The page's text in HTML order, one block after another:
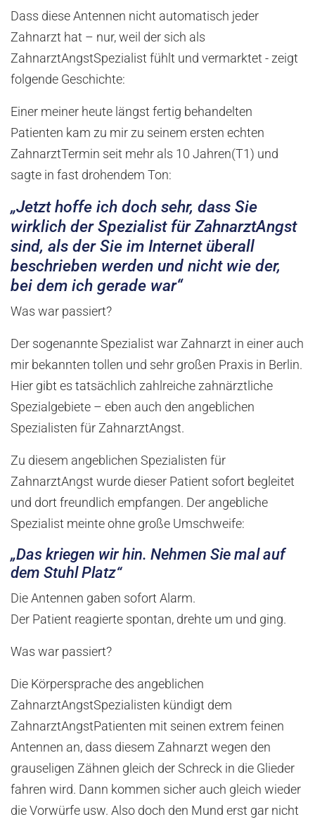
Dass diese Antennen nicht automatisch jeder
Zahnarzt hat – nur, weil der sich als
ZahnarztAngstSpezialist fühlt und vermarktet - zeigt
folgende Geschichte:
Einer meiner heute längst fertig behandelten
Patienten kam zu mir zu seinem ersten echten
ZahnarztTermin seit mehr als 10 Jahren(T1) und
sagte in fast drohendem Ton:
„Jetzt hoffe ich doch sehr, dass Sie
wirklich der Spezialist für ZahnarztAngst
sind, als der Sie im Internet überall
beschrieben werden und nicht wie der,
bei dem ich gerade war“
Was war passiert?
Der sogenannte Spezialist war Zahnarzt in einer auch
mir bekannten tollen und sehr großen Praxis in Berlin.
Hier gibt es tatsächlich zahlreiche zahnärztliche
Spezialgebiete – eben auch den angeblichen
Spezialisten für ZahnarztAngst.
Zu diesem angeblichen Spezialisten für
ZahnarztAngst wurde dieser Patient sofort begleitet
und dort freundlich empfangen. Der angebliche
Spezialist meinte ohne große Umschweife:
„Das kriegen wir hin. Nehmen Sie mal auf
dem Stuhl Platz“
Die Antennen gaben sofort Alarm.
Der Patient reagierte spontan, drehte um und ging.
Was war passiert?
Die Körpersprache des angeblichen
ZahnarztAngstSpezialisten kündigt dem
ZahnarztAngstPatienten mit seinen extrem feinen
Antennen an, dass diesem Zahnarzt wegen den
grauseligen Zähnen gleich der Schreck in die Glieder
fahren wird. Dann kommen sicher auch gleich wieder
die Vorwürfe usw. Also doch den Mund erst gar nicht